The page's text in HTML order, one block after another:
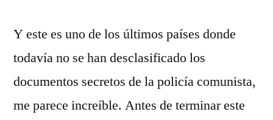
Y este es uno de los últimos países donde
todavía no se han desclasificado los
documentos secretos de la policía comunista,
me parece increíble. Antes de terminar este